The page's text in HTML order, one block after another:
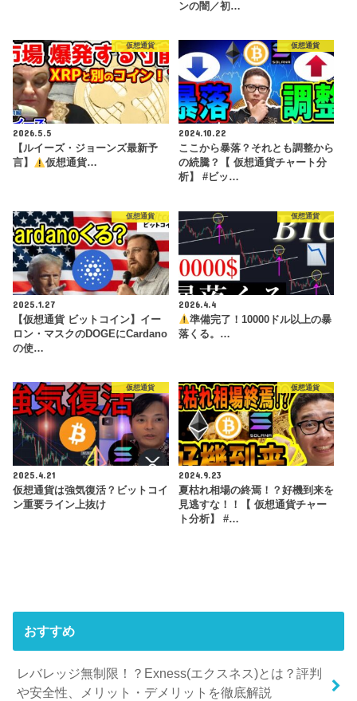
ンの闇／初…
仮想通貨
2026.5.5
【ルイーズ・ジョーンズ最新予
言】
仮想通貨…
仮想通貨
2024.10.22
ここから暴落？それとも調整から
の続騰？【 仮想通貨チャート分
析】 #ビッ…
仮想通貨
2025.1.27
【仮想通貨 ビットコイン】イー
ロン・マスクのDOGEにCardano
の使…
仮想通貨
2026.4.4
準備完了！10000ドル以上の暴
落くる。…
仮想通貨
2025.4.21
仮想通貨は強気復活？ビットコイ
ン重要ライン上抜け
仮想通貨
2024.9.23
夏枯れ相場の終焉！？好機到来を
見逃すな！！【 仮想通貨チャー
ト分析】 #…
おすすめ
レバレッジ無制限！？Exness(エクスネス)とは？評判
や安全性、メリット・デメリットを徹底解説